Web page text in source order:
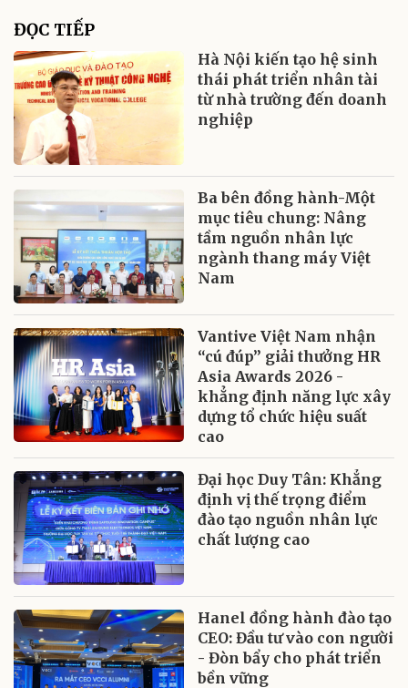
ĐỌC TIẾP
Hà Nội kiến tạo hệ sinh
thái phát triển nhân tài
từ nhà trường đến doanh
nghiệp
Ba bên đồng hành-Một
mục tiêu chung: Nâng
tầm nguồn nhân lực
ngành thang máy Việt
Nam
Vantive Việt Nam nhận
“cú đúp” giải thưởng HR
Asia Awards 2026 -
khẳng định năng lực xây
dựng tổ chức hiệu suất
cao
Đại học Duy Tân: Khẳng
định vị thế trọng điểm
đào tạo nguồn nhân lực
chất lượng cao
Hanel đồng hành đào tạo
CEO: Đầu tư vào con người
- Đòn bẩy cho phát triển
bền vững